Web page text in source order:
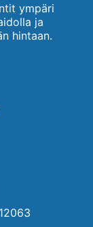
ympäri
ja
hintaan.